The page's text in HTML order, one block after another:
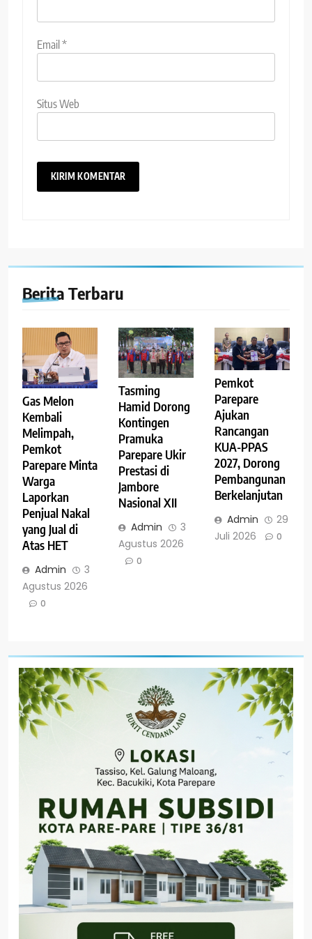
Email *
Situs Web
Berita Terbaru
Gas Melon
Kembali
Melimpah,
Pemkot
Parepare Minta
Warga
Laporkan
Penjual Nakal
yang Jual di
Atas HET
Admin
3
Agustus 2026
0
Tasming
Hamid Dorong
Kontingen
Pramuka
Parepare Ukir
Prestasi di
Jambore
Nasional XII
Admin
3
Agustus 2026
0
Pemkot
Parepare
Ajukan
Rancangan
KUA-PPAS
2027, Dorong
Pembangunan
Berkelanjutan
Admin
29
Juli 2026
0